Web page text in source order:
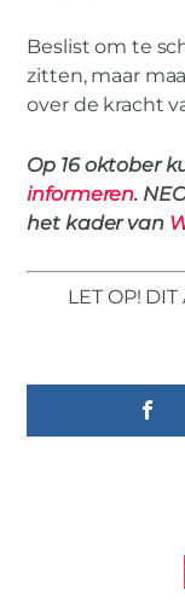
Beslist om te
zitten, maar
over de kracht
Op 16 oktober
informeren.
het kader van
LET OP!